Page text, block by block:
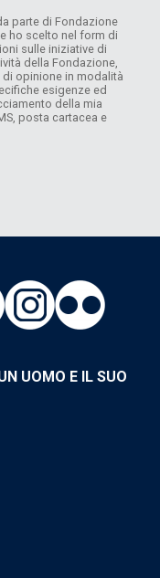
parte di Fondazione
ho scelto nel form di
sulle iniziative di
della Fondazione,
opinione in modalità
esigenze ed
della mia
posta cartacea e
UOMO E IL SUO